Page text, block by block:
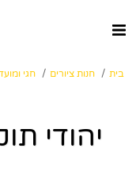
בית חנות ציורים חגי
יהודי